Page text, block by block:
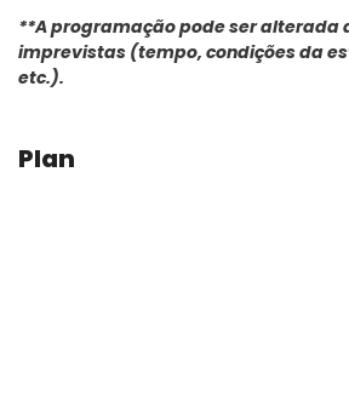
**A programação pode ser alterada
imprevistas (tempo, condições da
etc.).
Plan